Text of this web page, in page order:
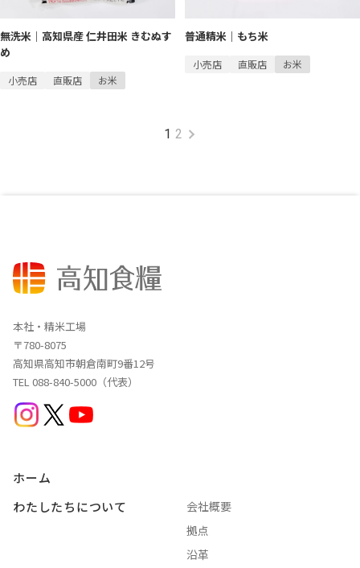
無洗米｜高知県産 仁井田米 きむぬす
め
小売店 直販店 お米
普通精米｜もち米
小売店 直販店 お米
1 2
本社・精米工場
〒780-8075
高知県高知市朝倉南町9番12号
TEL 088-840-5000（代表）
ホーム
わたしたちについて
会社概要
拠点
沿革